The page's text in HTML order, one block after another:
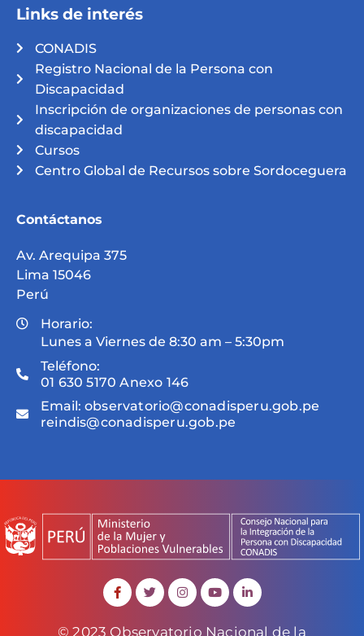
Links de interés
CONADIS
Registro Nacional de la Persona con
Discapacidad
Inscripción de organizaciones de personas con
discapacidad
Cursos
Centro Global de Recursos sobre Sordoceguera
Contáctanos
Av. Arequipa 375
Lima 15046
Perú
Horario:
Lunes a Viernes de 8:30 am – 5:30pm
Teléfono:
01 630 5170 Anexo 146
Email: observatorio@conadisperu.gob.pe
reindis@conadisperu.gob.pe
© 2023 Observatorio Nacional de la